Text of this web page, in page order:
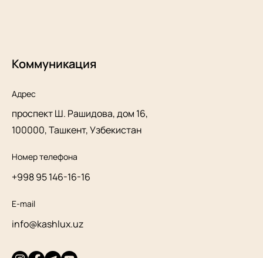
Коммуникация
Адрес
проспект Ш. Рашидова, дом 16,
100000, Ташкент, Узбекистан
Номер телефона
+998 95 146-16-16
E-mail
info@kashlux.uz